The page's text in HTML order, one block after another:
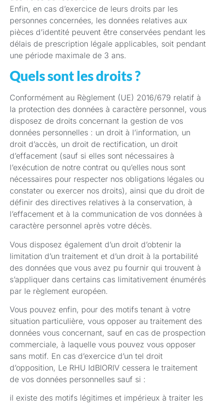
Enfin, en cas d’exercice de leurs droits par les
personnes concernées, les données relatives aux
pièces d’identité peuvent être conservées pendant les
délais de prescription légale applicables, soit pendant
une période maximale de 3 ans.
Quels sont les droits ?
Conformément au Règlement (UE) 2016/679 relatif à
la protection des données à caractère personnel, vous
disposez de droits concernant la gestion de vos
données personnelles : un droit à l’information, un
droit d’accès, un droit de rectification, un droit
d’effacement (sauf si elles sont nécessaires à
l’exécution de notre contrat ou qu’elles nous sont
nécessaires pour respecter nos obligations légales ou
constater ou exercer nos droits), ainsi que du droit de
définir des directives relatives à la conservation, à
l’effacement et à la communication de vos données à
caractère personnel après votre décès.
Vous disposez également d’un droit d’obtenir la
limitation d’un traitement et d’un droit à la portabilité
des données que vous avez pu fournir qui trouvent à
s’appliquer dans certains cas limitativement énumérés
par le règlement européen.
Vous pouvez enfin, pour des motifs tenant à votre
situation particulière, vous opposer au traitement des
données vous concernant, sauf en cas de prospection
commerciale, à laquelle vous pouvez vous opposer
sans motif. En cas d’exercice d’un tel droit
d’opposition, Le RHU IdBIORIV cessera le traitement
de vos données personnelles sauf si :
il existe des motifs légitimes et impérieux à traiter les